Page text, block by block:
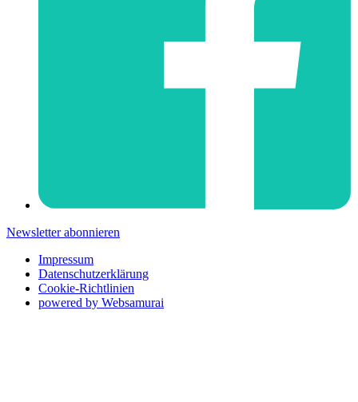
Newsletter abonnieren
Impressum
Datenschutzerklärung
Cookie-Richtlinien
powered by Websamurai